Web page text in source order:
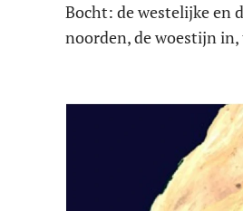
Bocht: de westelijke en
noorden, de woestijn